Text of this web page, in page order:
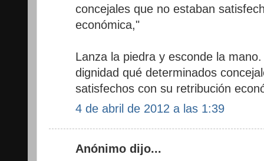
concejales que no estaban
económica,"
Lanza la piedra y esconde la
dignidad qué determinados
satisfechos con su retribución
4 de abril de 2012 a las 1:39
Anónimo dijo...